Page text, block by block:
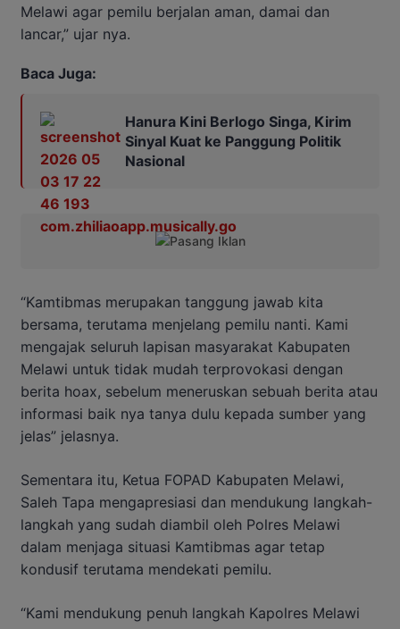
Melawi agar pemilu berjalan aman, damai dan
lancar,” ujar nya.
Baca Juga:
Hanura Kini Berlogo Singa, Kirim
Sinyal Kuat ke Panggung Politik
Nasional
“Kamtibmas merupakan tanggung jawab kita
bersama, terutama menjelang pemilu nanti. Kami
mengajak seluruh lapisan masyarakat Kabupaten
Melawi untuk tidak mudah terprovokasi dengan
berita hoax, sebelum meneruskan sebuah berita atau
informasi baik nya tanya dulu kepada sumber yang
jelas” jelasnya.
Sementara itu, Ketua FOPAD Kabupaten Melawi,
Saleh Tapa mengapresiasi dan mendukung langkah-
langkah yang sudah diambil oleh Polres Melawi
dalam menjaga situasi Kamtibmas agar tetap
kondusif terutama mendekati pemilu.
“Kami mendukung penuh langkah Kapolres Melawi